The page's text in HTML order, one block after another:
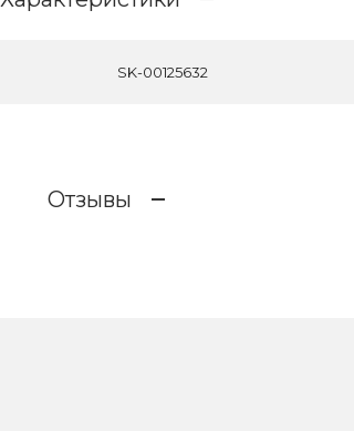
SK-00125632
Отзывы